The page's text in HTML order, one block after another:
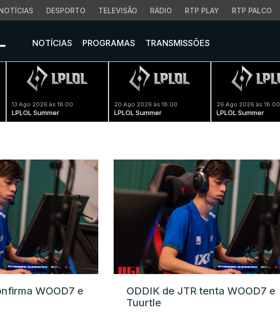
DESPORTO TELEVISÃO RÁDIO RTP PLAY RTP PALCO
NOTÍCIAS PROGRAMAS TRANSMISSÕES
13 Ago 2026 às 18:00
LPLOL Summer
20 Ago 2026 às 18:00
LPLOL Summer
26 Ago 2026 às 18:00
LPLOL Summer
WOOD7 e
ODDIK de JTR tenta WOOD7 e
Tuurtle